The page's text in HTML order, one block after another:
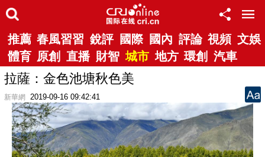
推薦 春風習習 銳評 國際 國內 評論 視頻 文娛
體育 原創 直播 財智 城市 地方 環創 汽車
拉薩：金色池塘秋色美
新華網 2019-09-16 09:42:41